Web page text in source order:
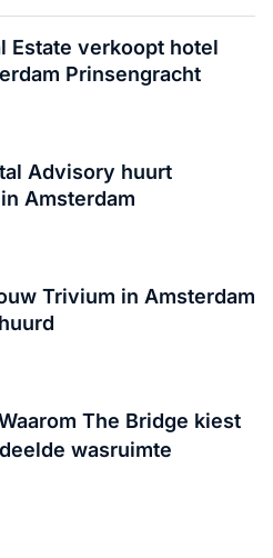
Estate verkoopt hotel
Prinsengracht
Advisory huurt
Amsterdam
Trivium in Amsterdam
The Bridge kiest
wasruimte